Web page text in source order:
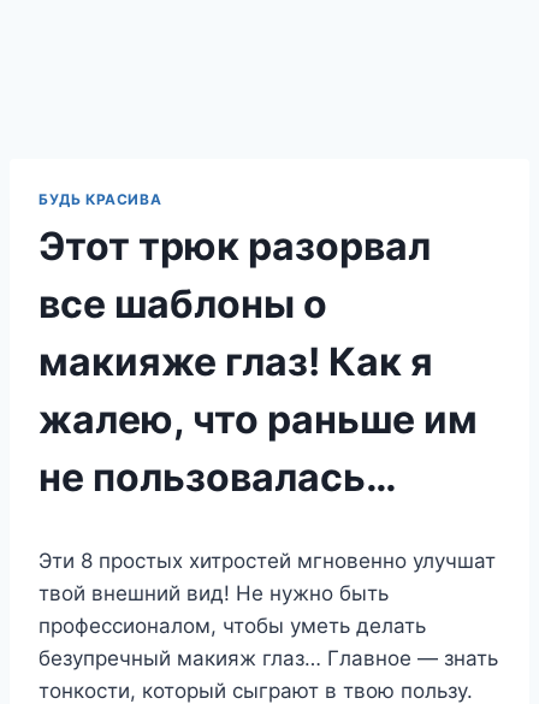
БУДЬ КРАСИВА
Этот трюк разорвал
все шаблоны о
макияже глаз! Как я
жалею, что раньше им
не пользовалась…
Эти 8 простых хитростей мгновенно улучшат
твой внешний вид! Не нужно быть
профессионалом, чтобы уметь делать
безупречный макияж глаз… Главное — знать
тонкости, который сыграют в твою пользу.